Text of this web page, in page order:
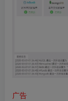
广告